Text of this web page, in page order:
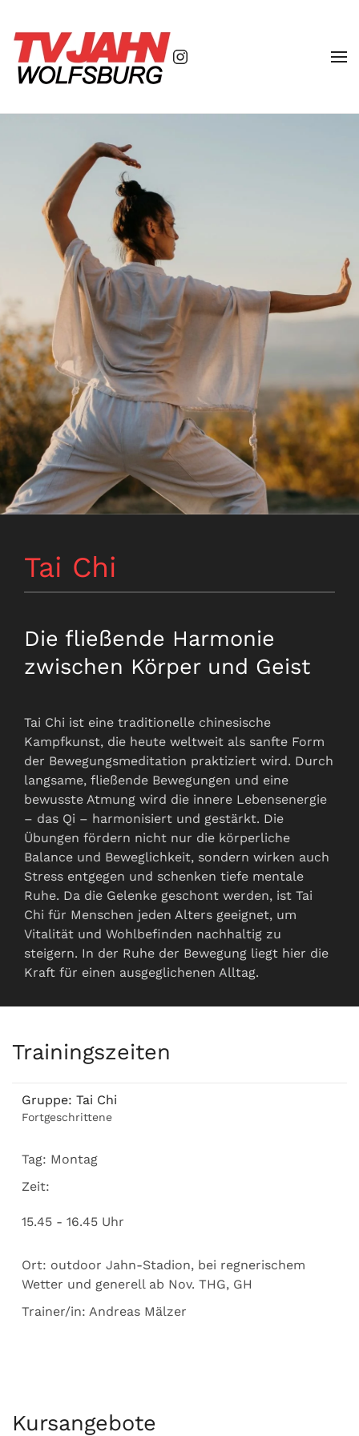
Zum Hauptinhalt springen
Tai Chi
Die fließende Harmonie
zwischen Körper und Geist
Tai Chi ist eine traditionelle chinesische
Kampfkunst, die heute weltweit als sanfte Form
der Bewegungsmeditation praktiziert wird. Durch
langsame, fließende Bewegungen und eine
bewusste Atmung wird die innere Lebensenergie
– das Qi – harmonisiert und gestärkt. Die
Übungen fördern nicht nur die körperliche
Balance und Beweglichkeit, sondern wirken auch
Stress entgegen und schenken tiefe mentale
Ruhe. Da die Gelenke geschont werden, ist Tai
Chi für Menschen jeden Alters geeignet, um
Vitalität und Wohlbefinden nachhaltig zu
steigern. In der Ruhe der Bewegung liegt hier die
Kraft für einen ausgeglichenen Alltag.
Trainingszeiten
Gruppe: Tai Chi
Fortgeschrittene
Tag: Montag
Zeit:
15.45 - 16.45 Uhr
Ort: outdoor Jahn-Stadion, bei regnerischem
Wetter und generell ab Nov. THG, GH
Trainer/in: Andreas Mälzer
Kursangebote